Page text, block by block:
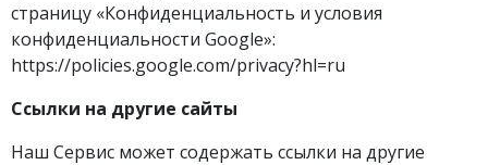
страницу «Конфиденциальность и условия
конфиденциальности Google»:
https://policies.google.com/privacy?hl=ru
Ссылки на другие сайты
Наш Сервис может содержать ссылки на другие